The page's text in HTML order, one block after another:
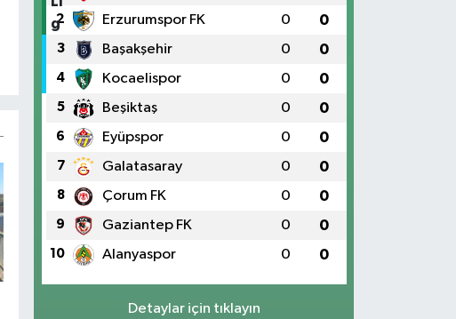
2 Erzurumspor FK 0 0
3 Başakşehir 0 0
4 Kocaelispor 0 0
5 Beşiktaş 0 0
6 Eyüpspor 0 0
7 Galatasaray 0 0
8 Çorum FK 0 0
9 Gaziantep FK 0 0
10 Alanyaspor 0 0
Detaylar için tıklayın